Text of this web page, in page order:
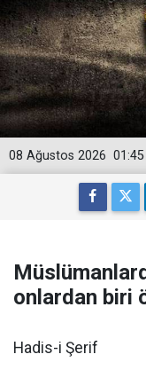
01:45
08 Ağustos 2026
onlardan biri
Hadis-i Şerif